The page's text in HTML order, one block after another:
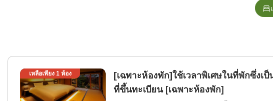
เหลือเพียง 1ห้อง
[เฉพาะห้องพัก]ใช้เวลาพิเศษในที่พักซึ่ง
ที่ขึ้นทะเบียน [เฉพาะห้องพัก]